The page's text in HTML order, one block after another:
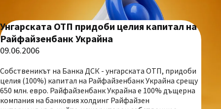
Унгарската ОТП придоби целия капитал на
Райфайзенбанк Украйна
09.06.2006
Собственикът на Банка ДСК - унгарската ОТП, придоби
целия (100%) капитал на Райфайзенбанк Украйна срещу
650 млн. евро. Райфайзенбанк Украйна е 100% дъщерна
компания на банковия холдинг Райфайзен